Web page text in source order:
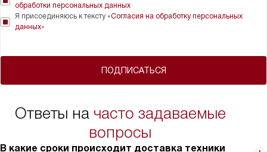
ПОДПИСАТЬСЯ
обработки персональных данных
Я присоединяюсь к тексту «Согласия на обработку персональных
данных»
Ответы на часто задаваемые
вопросы
В какие сроки происходит доставка техники